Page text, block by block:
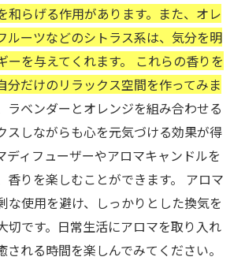
和らげる作用があります。また、オレ
ルーツなどのシトラス系は、気分を明
ーを与えてくれます。 これらの香りを
分だけのリラックス空間を作ってみま
ラベンダーとオレンジを組み合わせる
スしながらも心を元気づける効果が得
ディフューザーやアロマキャンドルを
香りを楽しむことができます。 アロマ
な使用を避け、しっかりとした換気を
切です。日常生活にアロマを取り入れ
される時間を楽しんでみてください。